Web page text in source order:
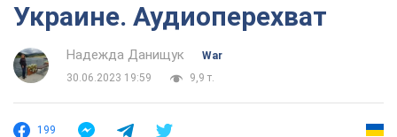
Украине. Аудиоперехват
Надежда Данищук
War
30.06.2023 19:59
9,9 т.
199